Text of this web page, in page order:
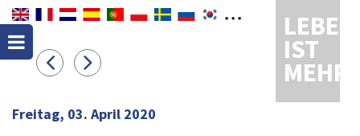
LEBEN
IST
MEHR
Freitag, 03. April 2020